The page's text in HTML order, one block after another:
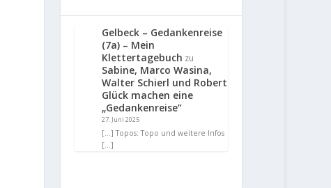
Gelbeck – Gedankenreise
(7a) – Mein
Klettertagebuch zu
Sabine, Marco Wasina,
Walter Schierl und Robert
Glück machen eine
„Gedankenreise“
27. Juni 2025
[…] Topos: Topo und weitere Infos
[…]